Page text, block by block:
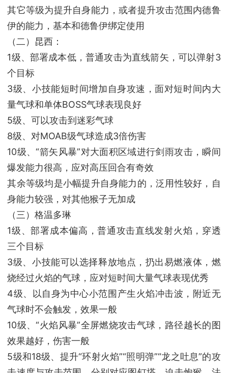
其它等级为提升自身能力，或者提升攻击范围内德鲁
伊的能力，基本和德鲁伊绑定使用
（二）昆西：
1级、部署成本低，普通攻击为直线箭矢，可以弹射3
个目标
3级、小技能短时间增加自身攻速，面对短时间内大
量气球和单体BOSS气球表现良好
5级、可以攻击到迷彩气球
8级、对MOAB级气球造成3倍伤害
10级、“箭矢风暴”对大面积区域进行剑雨攻击，瞬间
爆发能力很高，应对高压回合有奇效
其余等级均是小幅提升自身能力的，泛用性较好，自
身能力较强，对其他猴子无加成
（三）格温多琳
1级、部署成本偏高，普通攻击直线发射火焰，穿透
三个目标
3级、小技能可以选择释放地点，扔出易燃液体，燃
烧经过火焰的气球，应对短时间大量气球表现优秀
4级、以自身为中心小范围产生火焰冲击波，附近无
气球时不会触发，效果一般
10级、“火焰风暴”全屏燃烧攻击气球，路径越长的图
效果越好，伤害一般
5级和18级、提升“环射火焰”“照明弹”“龙之吐息”的攻